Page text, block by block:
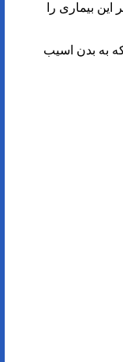
بیماری را
به بدن اسیب